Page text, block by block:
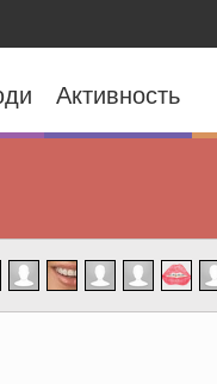
Активность